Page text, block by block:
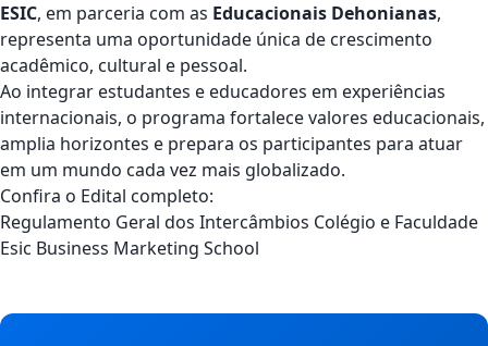
ESIC, em parceria com as Educacionais Dehonianas,
representa uma oportunidade única de crescimento
acadêmico, cultural e pessoal.
Ao integrar estudantes e educadores em experiências
internacionais, o programa fortalece valores educacionais,
amplia horizontes e prepara os participantes para atuar
em um mundo cada vez mais globalizado.
Confira o Edital completo:
Regulamento Geral dos Intercâmbios Colégio e Faculdade
Esic Business Marketing School